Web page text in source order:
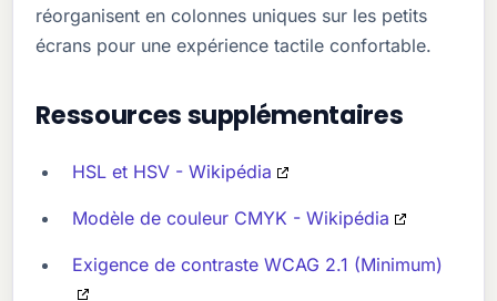
réorganisent en colonnes uniques sur les petits
écrans pour une expérience tactile confortable.
Ressources supplémentaires
HSL et HSV - Wikipédia
Modèle de couleur CMYK - Wikipédia
Exigence de contraste WCAG 2.1 (Minimum)